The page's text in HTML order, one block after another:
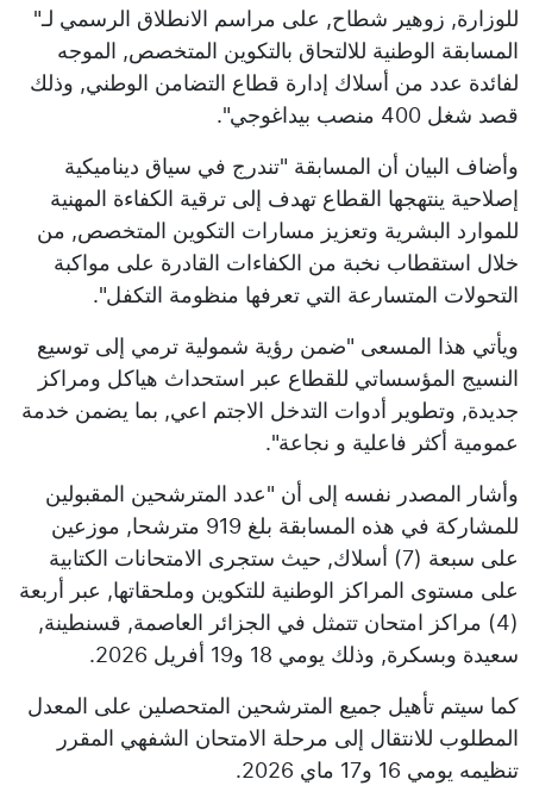
للوزارة, زوهير شطاح, على مراسم الانطلاق الرسمي لـ"
المسابقة الوطنية للالتحاق بالتكوين المتخصص, الموجه
لفائدة عدد من أسلاك إدارة قطاع التضامن الوطني, وذلك
قصد شغل 400 منصب بيداغوجي".
وأضاف البيان أن المسابقة "تندرج في سياق ديناميكية
إصلاحية ينتهجها القطاع تهدف إلى ترقية الكفاءة المهنية
للموارد البشرية وتعزيز مسارات التكوين المتخصص, من
خلال استقطاب نخبة من الكفاءات القادرة على مواكبة
التحولات المتسارعة التي تعرفها منظومة التكفل".
ويأتي هذا المسعى "ضمن رؤية شمولية ترمي إلى توسيع
النسيج المؤسساتي للقطاع عبر استحداث هياكل ومراكز
جديدة, وتطوير أدوات التدخل الاجتم اعي, بما يضمن خدمة
عمومية أكثر فاعلية و نجاعة".
وأشار المصدر نفسه إلى أن "عدد المترشحين المقبولين
للمشاركة في هذه المسابقة بلغ 919 مترشحا, موزعين
على سبعة (7) أسلاك, حيث ستجرى الامتحانات الكتابية
على مستوى المراكز الوطنية للتكوين وملحقاتها, عبر أربعة
(4) مراكز امتحان تتمثل في الجزائر العاصمة, قسنطينة,
سعيدة وبسكرة, وذلك يومي 18 و19 أفريل 2026.
كما سيتم تأهيل جميع المترشحين المتحصلين على المعدل
المطلوب للانتقال إلى مرحلة الامتحان الشفهي المقرر
تنظيمه يومي 16 و17 ماي 2026.